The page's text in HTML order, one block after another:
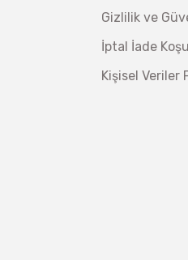
1/2''
Gizlilik ve
İptal İade
Kişisel Veriler